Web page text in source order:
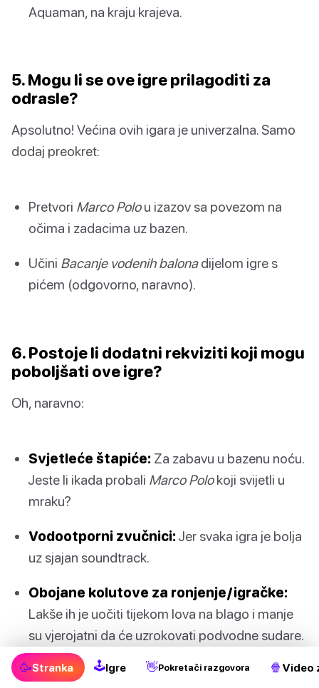
Aquaman, na kraju krajeva.
5. Mogu li se ove igre prilagoditi za
odrasle?
Apsolutno! Većina ovih igara je univerzalna. Samo
dodaj preokret:
Pretvori Marco Polou izazov sa povezom na
očima i zadacima uz bazen.
Učini Bacanje vodenih balonadijelom igre s
pićem (odgovorno, naravno).
6. Postoje li dodatni rekviziti koji mogu
poboljšati ove igre?
Oh, naravno:
Svjetleće štapiće: Za zabavu u bazenu noću.
Jeste li ikada probali Marco Polokoji svijetli u
mraku?
Vodootporni zvučnici: Jer svaka igra je bolja
uz sjajan soundtrack.
Obojane kolutove za ronjenje/igračke:
Lakše ih je uočiti tijekom lova na blago i manje
su vjerojatni da će uzrokovati podvodne sudare.
🥳Stranka 🕹Igre 👋Pokretači razgovora 🍿 Video